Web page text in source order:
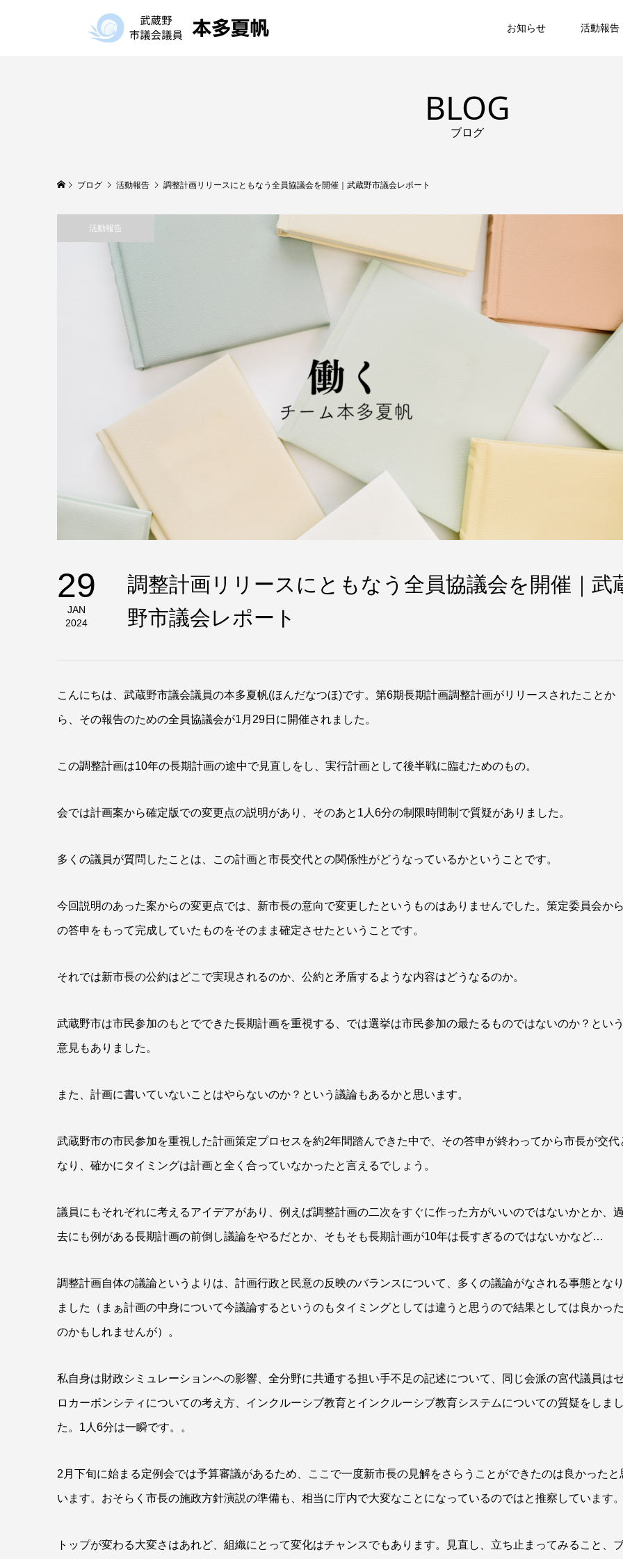
お知らせ 活動報告
BLOG
ブログ
ブログ 活動報告 調整計画リリースにともなう全員協議会を開催｜武蔵野市議会レポート
活動報告
29
JAN
2024
調整計画リリースにともなう全員協議会を開催｜武
野市議会レポート
こんにちは、武蔵野市議会議員の本多夏帆(ほんだなつほ)です。第6期長期計画調整計画がリリースされたことか
ら、その報告のための全員協議会が1月29日に開催されました。
この調整計画は10年の長期計画の途中で見直しをし、実行計画として後半戦に臨むためのもの。
会では計画案から確定版での変更点の説明があり、そのあと1人6分の制限時間制で質疑がありました。
多くの議員が質問したことは、この計画と市長交代との関係性がどうなっているかということです。
今回説明のあった案からの変更点では、新市長の意向で変更したというものはありませんでした。策定委員会から
の答申をもって完成していたものをそのまま確定させたということです。
それでは新市長の公約はどこで実現されるのか、公約と矛盾するような内容はどうなるのか。
武蔵野市は市民参加のもとでできた長期計画を重視する、では選挙は市民参加の最たるものではないのか？という
意見もありました。
また、計画に書いていないことはやらないのか？という議論もあるかと思います。
武蔵野市の市民参加を重視した計画策定プロセスを約2年間踏んできた中で、その答申が終わってから市長が交代
なり、確かにタイミングは計画と全く合っていなかったと言えるでしょう。
議員にもそれぞれに考えるアイデアがあり、例えば調整計画の二次をすぐに作った方がいいのではないかとか、過
去にも例がある長期計画の前倒し議論をやるだとか、そもそも長期計画が10年は長すぎるのではないかなど…
調整計画自体の議論というよりは、計画行政と民意の反映のバランスについて、多くの議論がなされる事態となり
ました（まぁ計画の中身について今議論するというのもタイミングとしては違うと思うので結果としては良かった
のかもしれませんが）。
私自身は財政シミュレーションへの影響、全分野に共通する担い手不足の記述について、同じ会派の宮代議員は
ロカーボンシティについての考え方、インクルーシブ教育とインクルーシブ教育システムについての質疑をしまし
た。1人6分は一瞬です。。
2月下旬に始まる定例会では予算審議があるため、ここで一度新市長の見解をさらうことができたのは良かったと
います。おそらく市長の施政方針演説の準備も、相当に庁内で大変なことになっているのではと推察しています。
トップが変わる大変さはあれど、組織にとって変化はチャンスでもあります。見直し、立ち止まってみること、